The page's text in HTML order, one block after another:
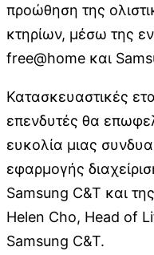
προώθηση της
κτηρίων, μέσω της
free@home και
Κατασκευαστικές
επενδυτές θα
ευκολία μιας
εφαρμογής
Samsung C&T και
Helen Cho, Head of
Samsung C&T.